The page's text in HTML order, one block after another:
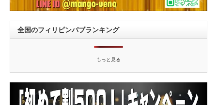
全国のフィリピンパブランキング
もっと見る